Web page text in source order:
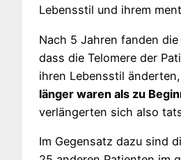
Lebensstil und ihrem
Nach 5 Jahren fanden
dass die Telomere der
ihren Lebensstil änderten,
länger waren als zu
verlängerten sich also
Im Gegensatz dazu sind